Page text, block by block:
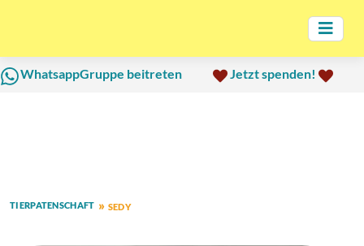
WhatsappGruppe beitreten Jetzt spenden!
TIERPATENSCHAFT SEDY